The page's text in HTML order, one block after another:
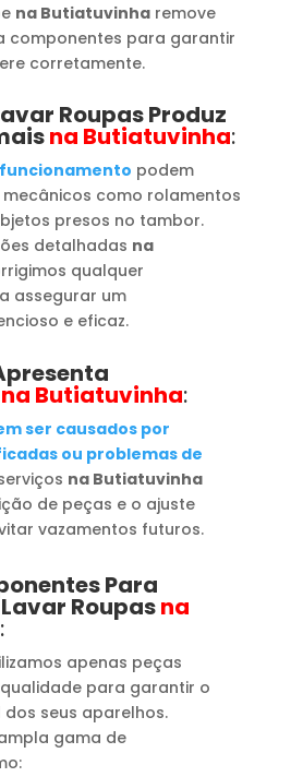
na Butiatuvinharemove
componentes para garantir
corretamente.
RoupasProduz
na Butiatuvinha:
podem
como rolamentos
presos no tambor.
detalhadas na
qualquer
assegurar um
e eficaz.
na Butiatuvinha:
ser causados por
ou problemas de
na Butiatuvinha
de peças e o ajuste
vazamentos futuros.
Para
Roupasna
:
apenas peças
para garantir o
seus aparelhos.
gama de